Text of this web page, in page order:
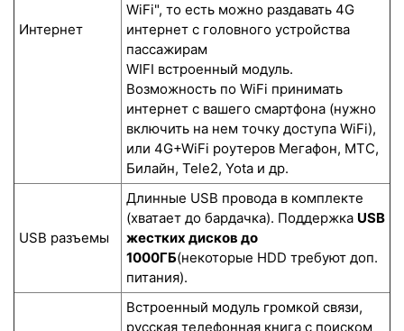
Интернет
WiFi", то есть можно раздавать 4G
интернет с головного устройства
пассажирам
WIFI встроенный модуль.
Возможность по WiFi принимать
интернет с вашего смартфона (нужно
включить на нем точку доступа WiFi),
или 4G+WiFi роутеров Мегафон, МТС,
Билайн, Tele2, Yota и др.
USB разъемы
Длинные USB провода в комплекте
(хватает до бардачка). Поддержка USB
жестких дисков до
1000ГБ(некоторые HDD требуют доп.
питания).
Встроенный модуль громкой связи,
русская телефонная книга с поиском